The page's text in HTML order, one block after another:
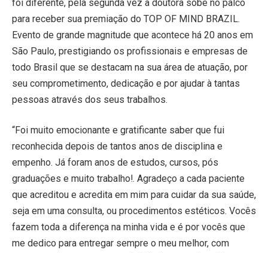
foi diferente, pela segunda vez a doutora sobe no palco
para receber sua premiação do TOP OF MIND BRAZIL.
Evento de grande magnitude que acontece há 20 anos em
São Paulo, prestigiando os profissionais e empresas de
todo Brasil que se destacam na sua área de atuação, por
seu comprometimento, dedicação e por ajudar à tantas
pessoas através dos seus trabalhos.
“Foi muito emocionante e gratificante saber que fui
reconhecida depois de tantos anos de disciplina e
empenho. Já foram anos de estudos, cursos, pós
graduações e muito trabalho!. Agradeço a cada paciente
que acreditou e acredita em mim para cuidar da sua saúde,
seja em uma consulta, ou procedimentos estéticos. Vocês
fazem toda a diferença na minha vida e é por vocês que
me dedico para entregar sempre o meu melhor, com